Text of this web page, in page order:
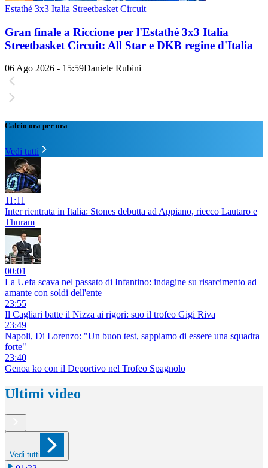
Estathé 3x3 Italia Streetbasket Circuit
Gran finale a Riccione per l'Estathé 3x3 Italia
Streetbasket Circuit: All Star e DKB regine d'Italia
06 Ago 2026 - 15:59Daniele Rubini
Calcio ora per ora
Vedi tutti
11:11
Inter rientrata in Italia: Stones debutta ad Appiano, riecco Lautaro e
Thuram
00:01
La Uefa scava nel passato di Infantino: indagine su risarcimento ad
amante con soldi dell'ente
23:55
Il Cagliari batte il Nizza ai rigori: suo il trofeo Gigi Riva
23:49
Napoli, Di Lorenzo: "Un buon test, sappiamo di essere una squadra
forte"
23:40
Genoa ko con il Deportivo nel Trofeo Spagnolo
Ultimi video
Vedi tutti